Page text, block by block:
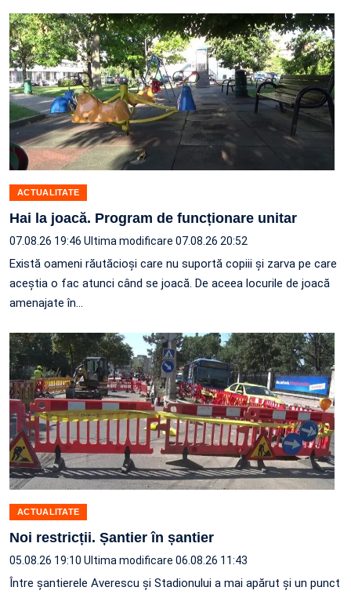
ACTUALITATE
Hai la joacă. Program de funcționare unitar
07.08.26 19:46 Ultima modificare 07.08.26 20:52
Există oameni răutăcioși care nu suportă copiii și zarva pe care
aceștia o fac atunci când se joacă. De aceea locurile de joacă
amenajate în…
ACTUALITATE
Noi restricții. Șantier în șantier
05.08.26 19:10 Ultima modificare 06.08.26 11:43
Între șantierele Averescu și Stadionului a mai apărut și un punct